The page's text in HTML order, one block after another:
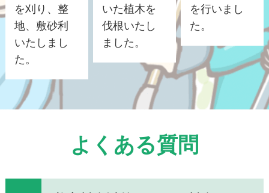
を刈り、整
地、敷砂利
いたしまし
た。
いた植木を
伐根いたし
ました。
を行いまし
た。
よくある質問